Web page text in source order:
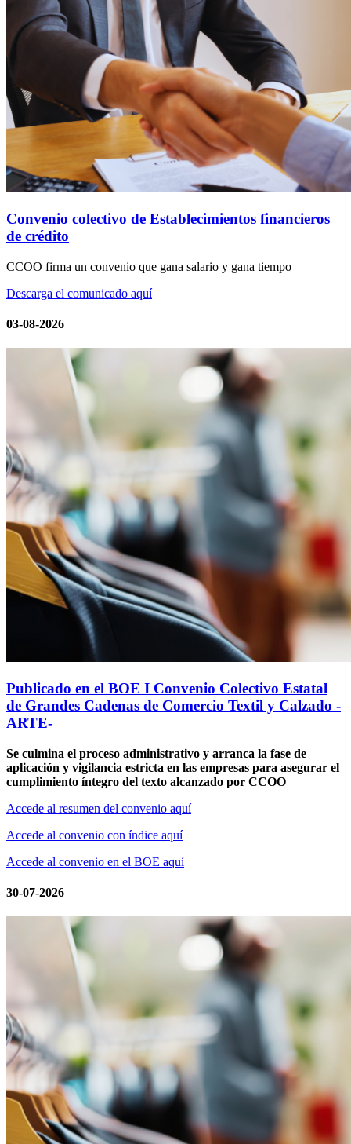
Convenio colectivo de Establecimientos financieros
de crédito
CCOO firma un convenio que gana salario y gana tiempo
Descarga el comunicado aquí
03-08-2026
Publicado en el BOE I Convenio Colectivo Estatal
de Grandes Cadenas de Comercio Textil y Calzado -
ARTE-
Se culmina el proceso administrativo y arranca la fase de
aplicación y vigilancia estricta en las empresas para asegurar el
cumplimiento íntegro del texto alcanzado por CCOO
Accede al resumen del convenio aquí
Accede al convenio con índice aquí
Accede al convenio en el BOE aquí
30-07-2026